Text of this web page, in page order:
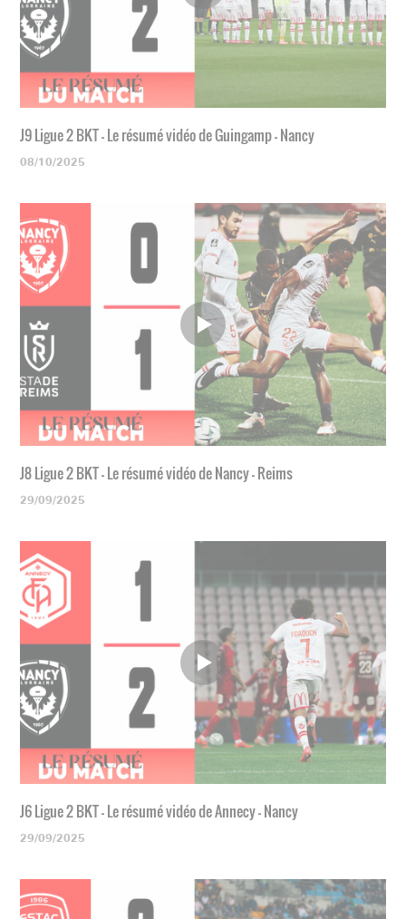
J9 Ligue 2 BKT - Le résumé vidéo de Guingamp - Nancy
08/10/2025
J8 Ligue 2 BKT - Le résumé vidéo de Nancy - Reims
29/09/2025
J6 Ligue 2 BKT - Le résumé vidéo de Annecy - Nancy
29/09/2025